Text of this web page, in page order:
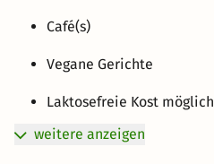
Café(s)
Vegane Gerichte
Laktosefreie Kost möglich
weitere anzeigen